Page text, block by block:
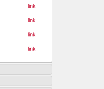
link
link
link
link